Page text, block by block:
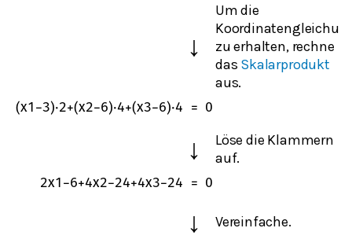
↓
Um die
zu erhalten, rechne
das Skalarprodukt
aus.
(x1 −3)⋅2+(x2−6)⋅4+(x3−6)⋅4 = 0
↓
Löse die Klammern
auf.
2x1 −6+4x2−24+4x3−24 = 0
↓ Vereinfache.